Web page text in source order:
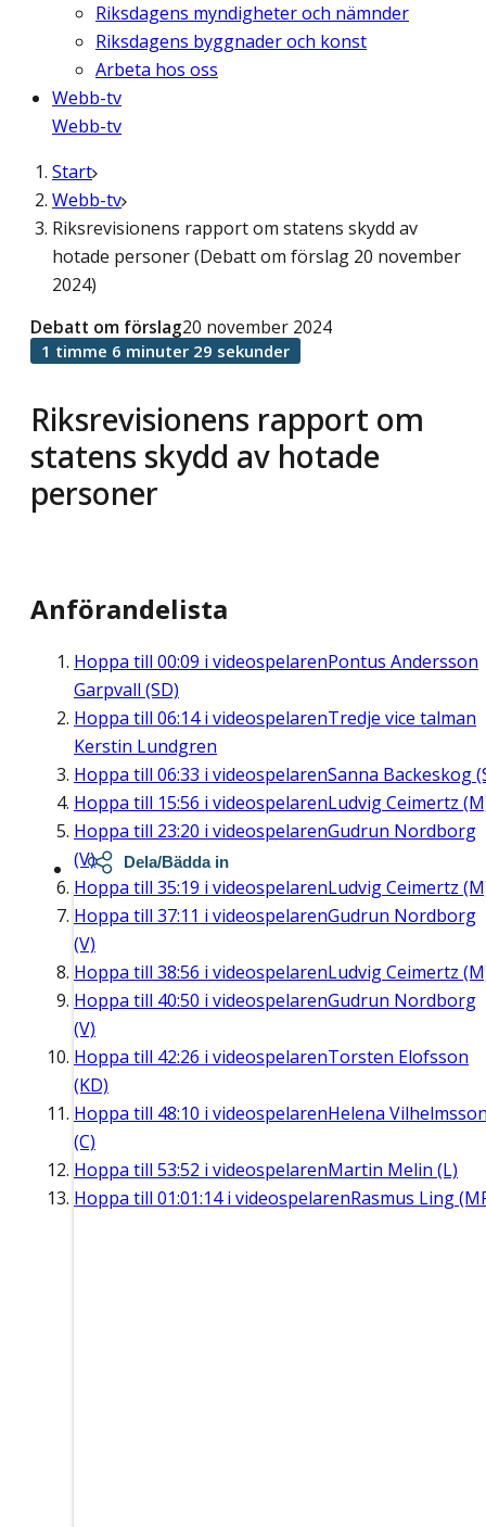
Riksdagens myndigheter och nämnder
Riksdagens byggnader och konst
Arbeta hos oss
Webb-tv
Webb-tv
Start
Webb-tv
Riksrevisionens rapport om statens skydd av
hotade personer (Debatt om förslag 20 november
2024)
Riksrevisionens rapport om
statens skydd av hotade
personer
Debatt om förslag20 november 2024
1 timme 6 minuter 29 sekunder
Anförandelista
Hoppa till 00:09 i videospelarenPontus Andersson
Garpvall (SD)
Hoppa till 06:14i videospelarenTredje vice talman
Kerstin Lundgren
Hoppa till 06:33 i videospelarenSanna Backeskog
Hoppa till 15:56 i videospelarenLudvig Ceimertz
Hoppa till 23:20 i videospelarenGudrun Nordborg
(V)
Hoppa till 35:19 i videospelarenLudvig Ceimertz
Hoppa till 37:11 i videospelarenGudrun Nordborg
(V)
Hoppa till 38:56 i videospelarenLudvig Ceimertz
Hoppa till 40:50 i videospelarenGudrun Nordborg
(V)
Hoppa till 42:26 i videospelarenTorsten Elofsson
(KD)
Hoppa till 48:10 i videospelarenHelena
(C)
Hoppa till 53:52 i videospelarenMartin Melin (L)
Hoppa till 01:01:14i videospelarenRasmus Ling
Dela/Bädda in